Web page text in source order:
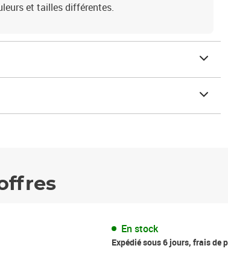
et tailles différentes.
En stock
Expédié sous 6 jours, frais de